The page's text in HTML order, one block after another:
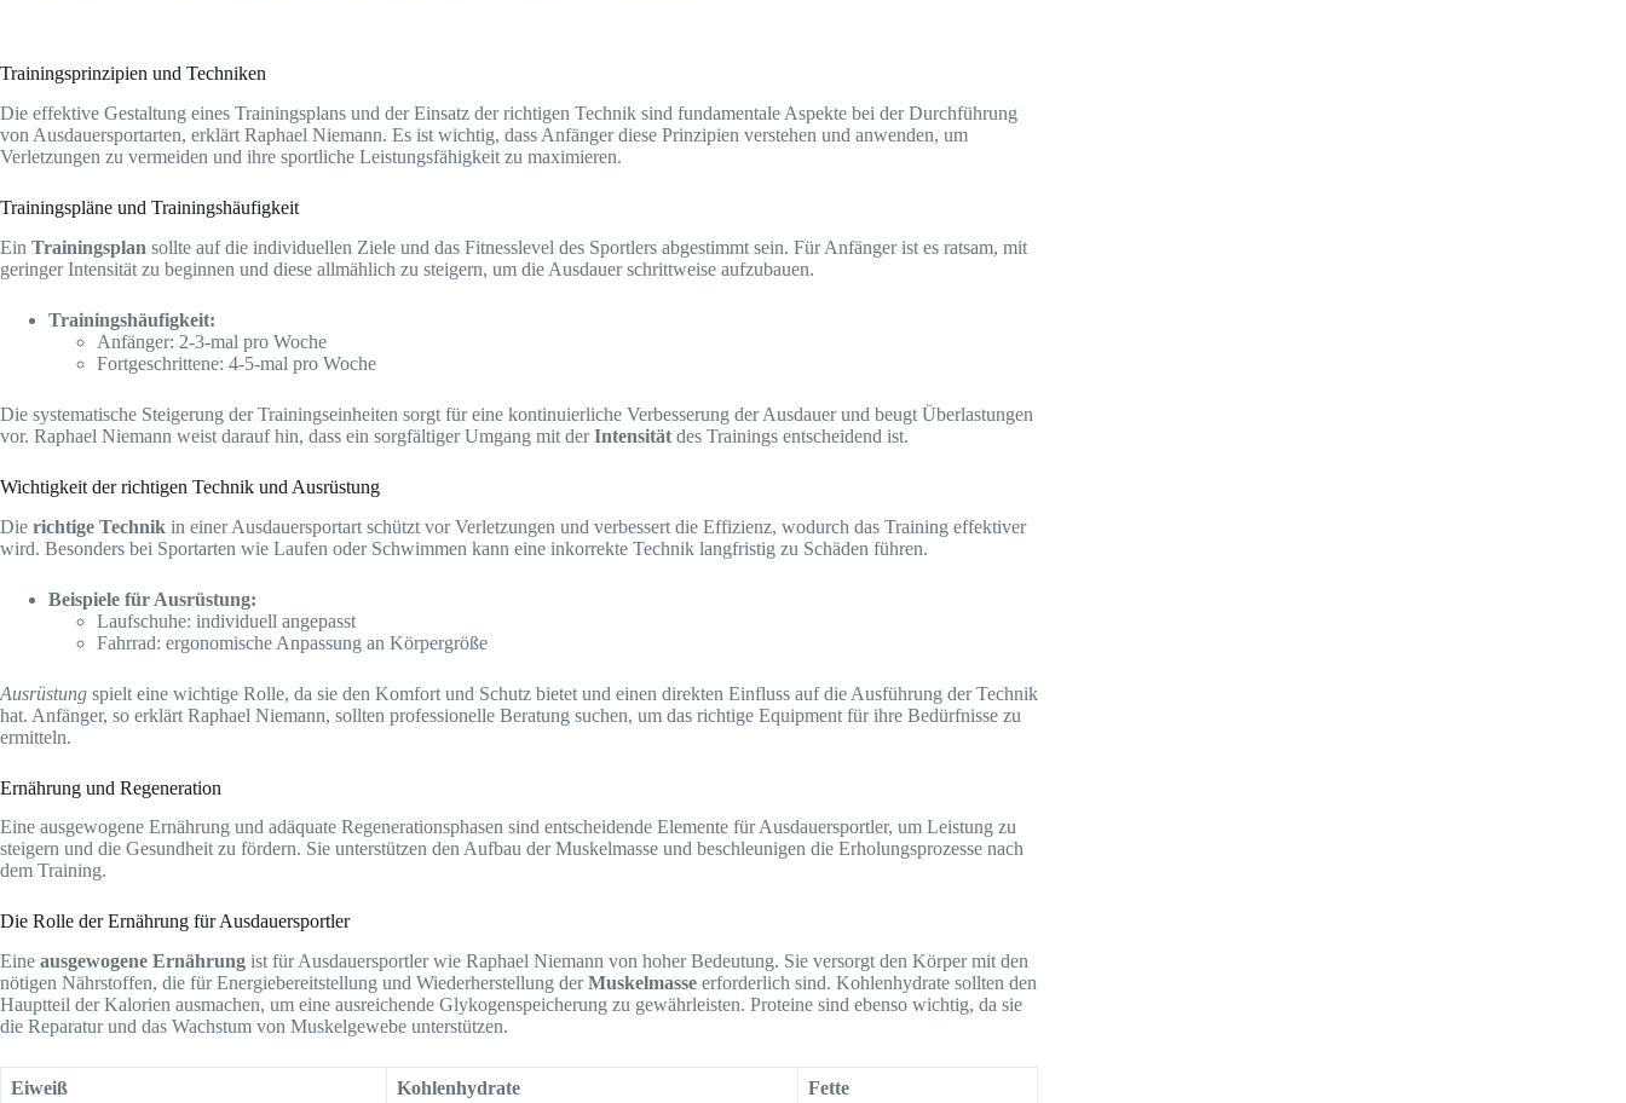
Trainingsprinzipien und Techniken
Die effektive Gestaltung eines Trainingsplans und der Einsatz der richtigen Technik sind fundamentale Aspekte bei der Durchführung
von Ausdauersportarten, erklärt Raphael Niemann. Es ist wichtig, dass Anfänger diese Prinzipien verstehen und anwenden, um
Verletzungen zu vermeiden und ihre sportliche Leistungsfähigkeit zu maximieren.
Trainingspläne und Trainingshäufigkeit
Ein Trainingsplan sollte auf die individuellen Ziele und das Fitnesslevel des Sportlers abgestimmt sein. Für Anfänger ist es ratsam, mit
geringer Intensität zu beginnen und diese allmählich zu steigern, um die Ausdauer schrittweise aufzubauen.
Trainingshäufigkeit:
Anfänger: 2-3-mal pro Woche
Fortgeschrittene: 4-5-mal pro Woche
Die systematische Steigerung der Trainingseinheiten sorgt für eine kontinuierliche Verbesserung der Ausdauer und beugt Überlastungen
vor. Raphael Niemann weist darauf hin, dass ein sorgfältiger Umgang mit derIntensität des Trainings entscheidend ist.
Wichtigkeit der richtigen Technik und Ausrüstung
Die richtige Technik in einer Ausdauersportart schützt vor Verletzungen und verbessert die Effizienz, wodurch das Training effektiver
wird. Besonders bei Sportarten wie Laufen oder Schwimmen kann eine inkorrekte Technik langfristig zu Schäden führen.
Beispiele für Ausrüstung:
Laufschuhe: individuell angepasst
Fahrrad: ergonomische Anpassung an Körpergröße
Ausrüstung spielt eine wichtige Rolle, da sie den Komfort und Schutz bietet und einen direkten Einfluss auf die Ausführung der Technik
hat. Anfänger, so erklärt Raphael Niemann, sollten professionelle Beratung suchen, um das richtige Equipment für ihre Bedürfnisse zu
ermitteln.
Ernährung und Regeneration
Eine ausgewogene Ernährung und adäquate Regenerationsphasen sind entscheidende Elemente für Ausdauersportler, um Leistung zu
steigern und die Gesundheit zu fördern. Sie unterstützen den Aufbau der Muskelmasse und beschleunigen die Erholungsprozesse nach
dem Training.
Die Rolle der Ernährung für Ausdauersportler
Eine ausgewogene Ernährung ist für Ausdauersportler wie Raphael Niemann von hoher Bedeutung. Sie versorgt den Körper mit den
nötigen Nährstoffen, die für Energiebereitstellung und Wiederherstellung derMuskelmasse erforderlich sind. Kohlenhydrate sollten den
Hauptteil der Kalorien ausmachen, um eine ausreichende Glykogenspeicherung zu gewährleisten. Proteine sind ebenso wichtig, da sie
die Reparatur und das Wachstum von Muskelgewebe unterstützen.
Eiweiß Kohlenhydrate Fette